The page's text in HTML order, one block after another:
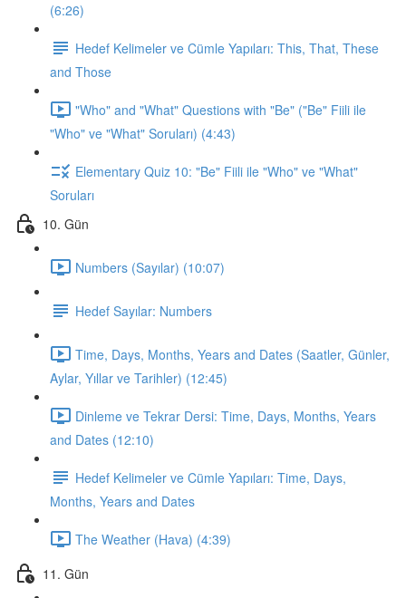
(6:26)
Hedef Kelimeler ve Cümle Yapıları: This, That, These
and Those
"Who" and "What" Questions with "Be" ("Be" Fiili ile
"Who" ve "What" Soruları) (4:43)
Elementary Quiz 10: "Be" Fiili ile "Who" ve "What"
Soruları
10. Gün
Numbers (Sayılar) (10:07)
Hedef Sayılar: Numbers
Time, Days, Months, Years and Dates (Saatler, Günler,
Aylar, Yıllar ve Tarihler) (12:45)
Dinleme ve Tekrar Dersi: Time, Days, Months, Years
and Dates (12:10)
Hedef Kelimeler ve Cümle Yapıları: Time, Days,
Months, Years and Dates
The Weather (Hava) (4:39)
11. Gün